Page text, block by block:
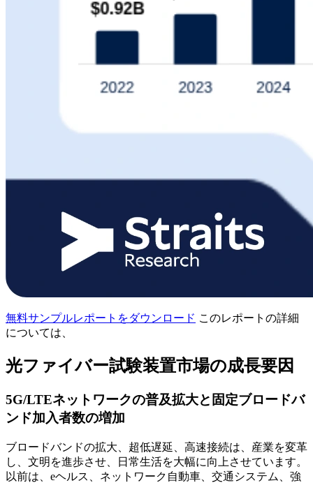
無料サンプルレポートをダウンロード このレポートの詳細
については、
光ファイバー試験装置市場の成長要因
5G/LTEネットワークの普及拡大と固定ブロードバ
ンド加入者数の増加
ブロードバンドの拡大、超低遅延、高速接続は、産業を変革
し、文明を進歩させ、日常生活を大幅に向上させています。
以前は、eヘルス、ネットワーク自動車、交通システム、強